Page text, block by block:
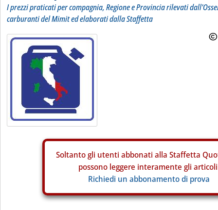
I prezzi praticati per compagnia, Regione e Provincia rilevati
carburanti del Mimit ed elaborati dalla Staffetta
Soltanto gli utenti abbonati alla Staffetta
possono leggere interamente gli
Richiedi un abbonamento di prova